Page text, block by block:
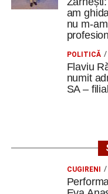
am
nu m-
POLITICĂ
Flaviu
numit
SA –
CUGIRENI